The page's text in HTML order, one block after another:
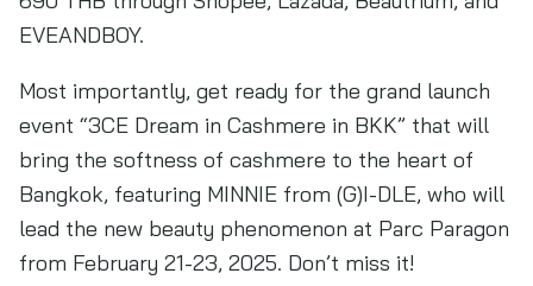
EVEANDBOY.
Most importantly, get ready for the grand launch
event “3CE Dream in Cashmere in BKK” that will
bring the softness of cashmere to the heart of
Bangkok, featuring MINNIE from (G)I-DLE, who will
lead the new beauty phenomenon at Parc Paragon
from February 21-23, 2025. Don’t miss it!